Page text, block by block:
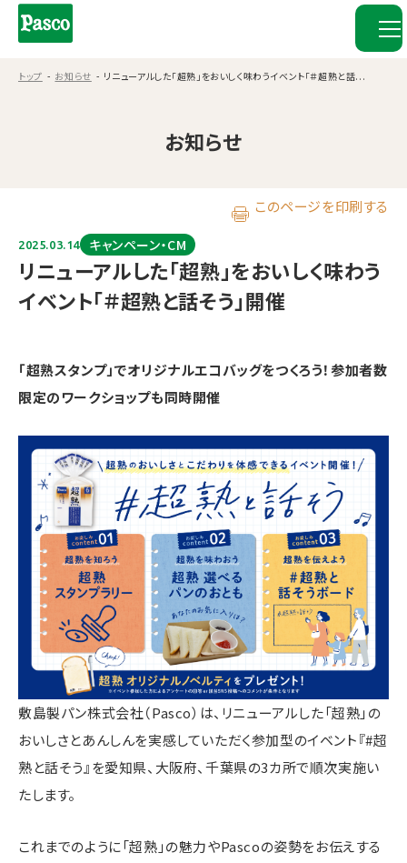
トップ お知らせ リニューアルした「超熟」をおいしく味わうイベント「＃超熟と話...
お知らせ
リニューアルした「超熟」をおいしく味わう
イベント「＃超熟と話そう」開催
2025.03.14 キャンペーン・CM
このページを印刷する
「超熟スタンプ」でオリジナルエコバッグをつくろう！参加者数
限定のワークショップも同時開催
敷島製パン株式会社（Pasco）は、リニューアルした「超熟」の
おいしさとあんしんを実感していただく参加型のイベント『#超
熟と話そう』を愛知県、大阪府、千葉県の3カ所で順次実施い
たします。
これまでのように「超熟」の魅力やPascoの姿勢をお伝えする